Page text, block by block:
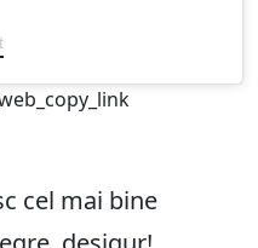
cel mai bine